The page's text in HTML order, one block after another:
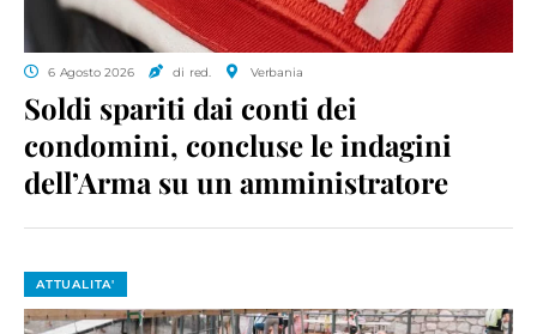
6 Agosto 2026 di red. Verbania
Soldi spariti dai conti dei
condomini, concluse le indagini
dell’Arma su un amministratore
ATTUALITA'